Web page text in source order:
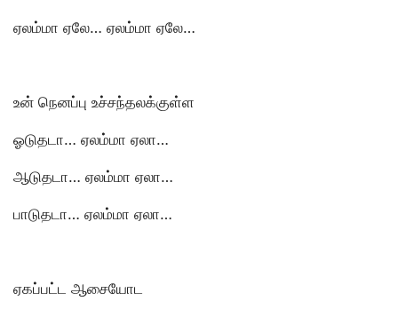
ஏலம்மா ஏலே… ஏலம்மா ஏலே…
உன் நெனப்பு உச்சந்தலக்குள்ள
ஓடுதடா… ஏலம்மா ஏலா…
ஆடுதடா… ஏலம்மா ஏலா…
பாடுதடா… ஏலம்மா ஏலா…
ஏகப்பட்ட ஆசையோட